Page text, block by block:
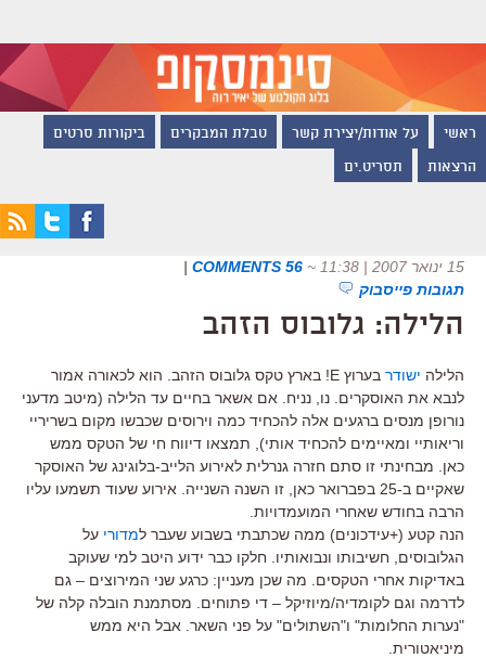
ראשי על אודות/יצירת קשר טבלת המבקרים ביקורות סרטים
הרצאות תסריט.ים
15 ינואר 2007 | 11:38 ~
56 COMMENTS
|
תגובות פייסבוק
הלילה: גלובוס הזהב
הלילה ישודר
בערוץ E! בארץ טקס גלובוס הזהב. הוא לכאורה אמור
לנבא את האוסקרים. נו, נניח. אם אשאר בחיים עד הלילה (מיטב מדעני
נורופן מנסים ברגעים אלה להכחיד כמה וירוסים שכבשו מקום בשריריי
וריאותיי ומאיימים להכחיד אותי), תמצאו דיווח חי של הטקס ממש
כאן. מבחינתי זו סתם חזרה גנרלית לאירוע הלייב-בלוגינג של האוסקר
שאקיים ב-25 בפברואר כאן, זו השנה השנייה. אירוע שעוד תשמעו עליו
הרבה בחודש שאחרי המועמדויות.
הנה קטע (+עידכונים) ממה שכתבתי בשבוע שעבר למדורי על
הגלובוסים, חשיבותו ונבואותיו. חלקו כבר ידוע היטב למי שעוקב
באדיקות אחרי הטקסים. מה שכן מעניין: כרגע שני המירוצים – גם
לדרמה וגם לקומדיה/מיוזיקל – די פתוחים. מסתמנת הובלה קלה של
"נערות החלומות" ו"השתולים" על פני השאר. אבל היא ממש
מיניאטורית.